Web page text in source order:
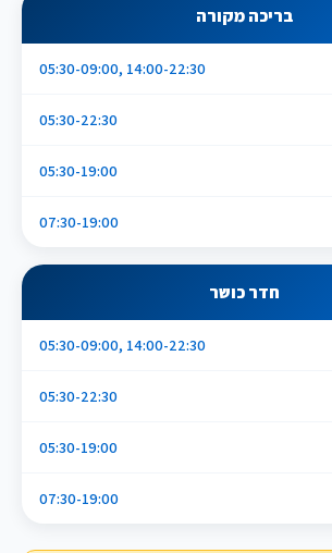
בריכה מקורה
05:30-09:00, 14:00-22:30
05:30-22:30
05:30-19:00
07:30-19:00
חדר כושר
05:30-09:00, 14:00-22:30
05:30-22:30
05:30-19:00
07:30-19:00